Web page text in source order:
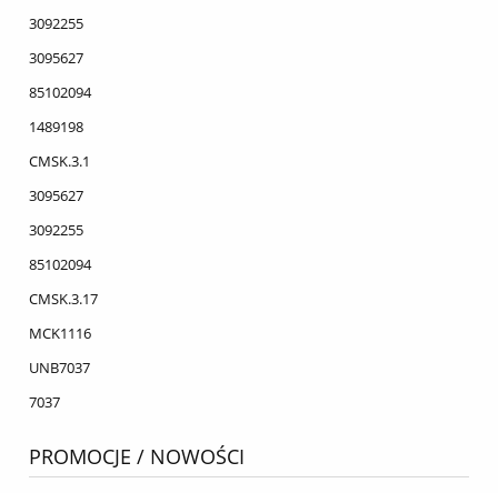
3092255
3095627
85102094
1489198
CMSK.3.1
3095627
3092255
85102094
CMSK.3.17
MCK1116
UNB7037
7037
PROMOCJE / NOWOŚCI